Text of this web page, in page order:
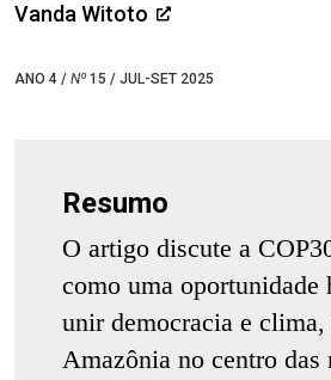
Vanda Witoto
ANO 4 / Nº 15 / JUL-SET 2025
Resumo
O artigo discute a
como uma oportunidade
unir democracia e
Amazônia no centro das